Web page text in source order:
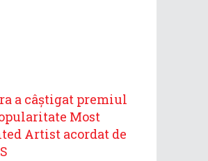
a câștigat premiul
Most
Artist acordat de